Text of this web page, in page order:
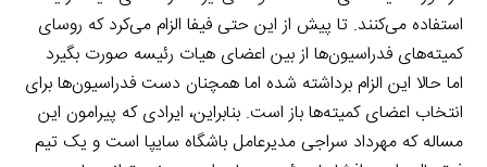
استفاده می‌کنند. تا پیش از این حتی فیفا الزام می‌کرد که روسای
کمیته‌های فدراسیون‌ها از بین اعضای هیات رئیسه صورت بگیرد
اما حالا این الزام برداشته شده اما همچنان دست فدراسیون‌ها برای
انتخاب اعضای کمیته‌ها باز است. بنابراین، ایرادی که پیرامون این
مساله که مهرداد سراجی مدیرعامل باشگاه سایپا است و یک تیم